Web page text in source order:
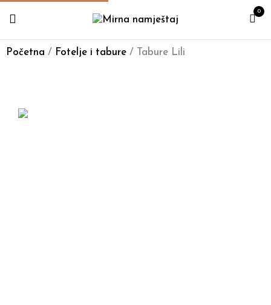
0
Početna / Fotelje i tabure / Tabure Lili